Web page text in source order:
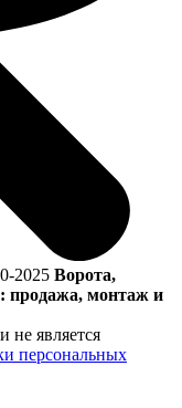
2025 Ворота,
продажа, монтаж и
не является
персональных